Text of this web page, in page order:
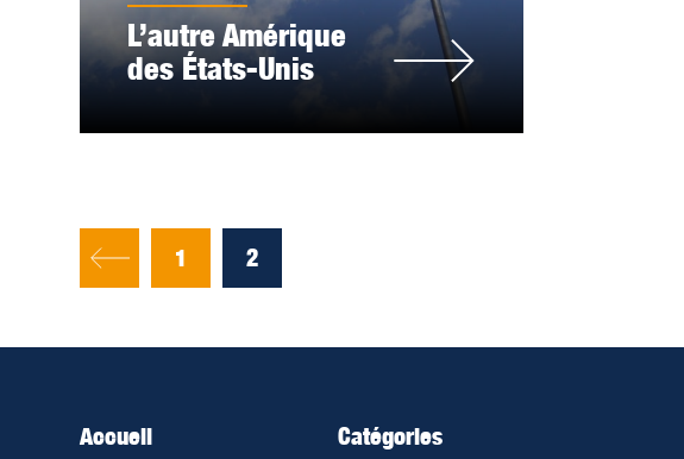
L’autre Amérique
des États-Unis
1 2
Accueil Catégories